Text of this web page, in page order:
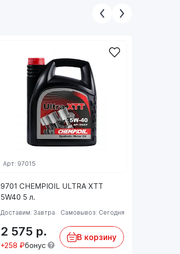
9701 CHEMPIOIL ULTRA XTT
5W40 5 л.
Арт: 97015
Доставим: Завтра Самовывоз: Сегодня
2 575 р.
+258 ₽бонус
В корзину